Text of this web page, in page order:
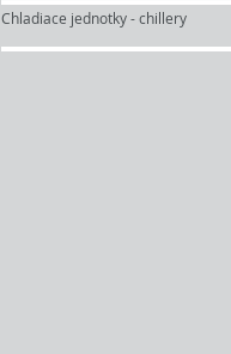
Chladiace jednotky - chillery